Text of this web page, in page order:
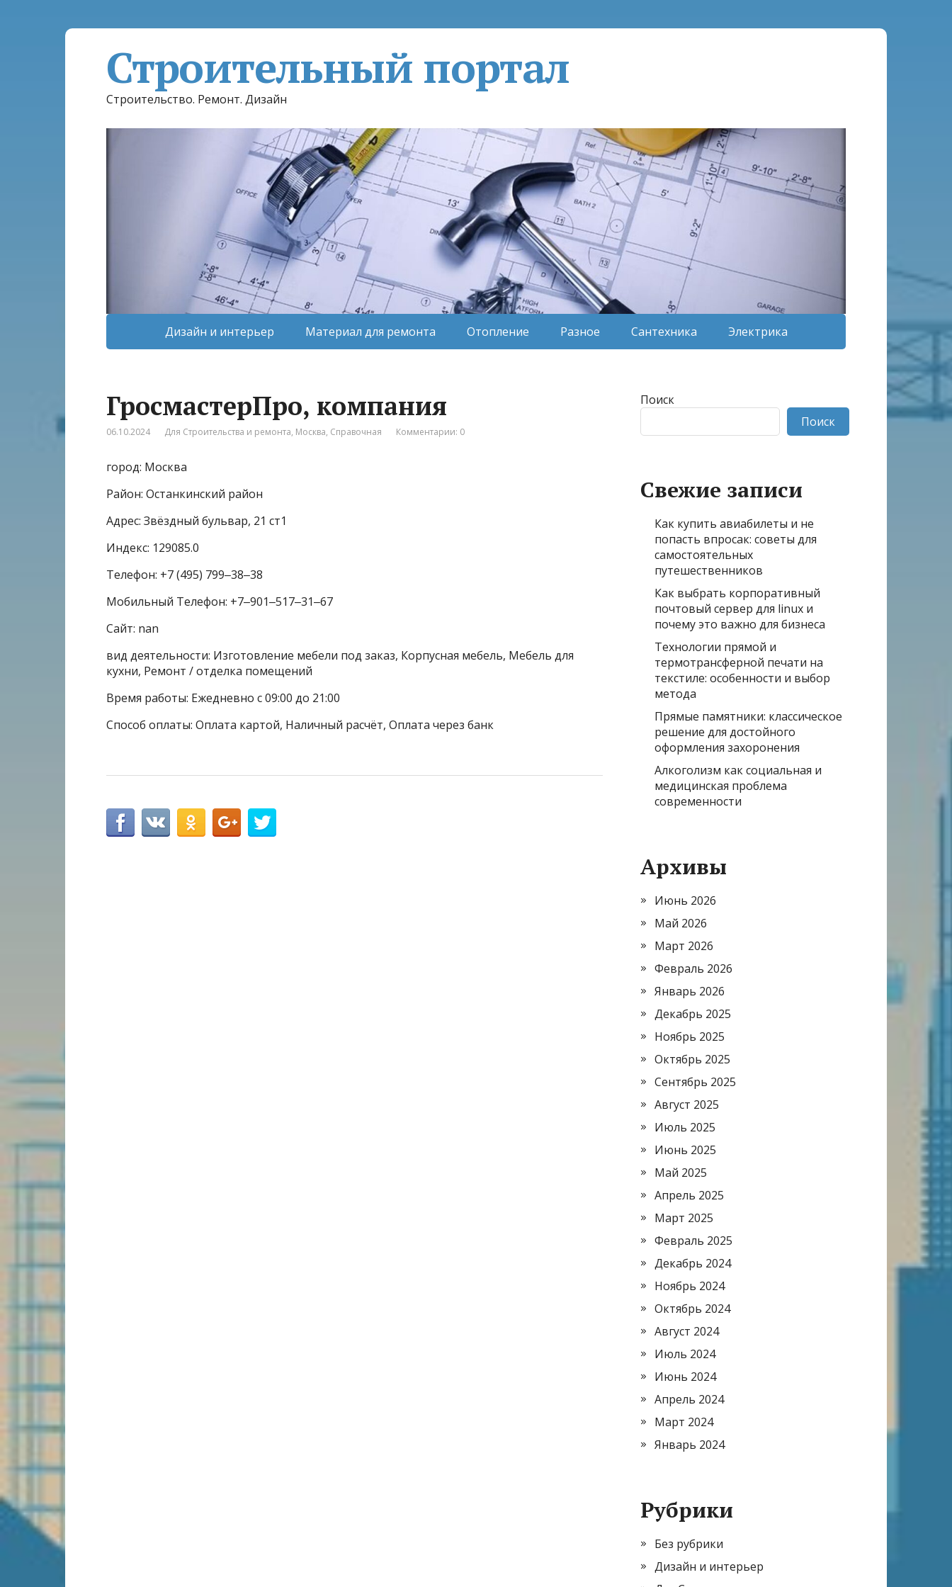
Строительный портал
Строительство. Ремонт. Дизайн
Дизайн и интерьер Материал для ремонта Отопление Разное Сантехника Электрика
ГросмастерПро, компания
06.10.2024 Для Строительства и ремонта, Москва, Справочная Комментарии: 0
город: Москва
Район: Останкинский район
Адрес: Звёздный бульвар, 21 ст1
Индекс: 129085.0
Телефон: +7 (495) 799‒38‒38
Мобильный Телефон: +7‒901‒517‒31‒67
Сайт: nan
вид деятельности: Изготовление мебели под заказ, Корпусная мебель, Мебель для
кухни, Ремонт / отделка помещений
Время работы: Ежедневно с 09:00 до 21:00
Способ оплаты: Оплата картой, Наличный расчёт, Оплата через банк
Поиск
Поиск
Свежие записи
Как купить авиабилеты и не
попасть впросак: советы для
самостоятельных
путешественников
Как выбрать корпоративный
почтовый сервер для linux и
почему это важно для бизнеса
Технологии прямой и
термотрансферной печати на
текстиле: особенности и выбор
метода
Прямые памятники: классическое
решение для достойного
оформления захоронения
Алкоголизм как социальная и
медицинская проблема
современности
Архивы
Июнь 2026
Май 2026
Март 2026
Февраль 2026
Январь 2026
Декабрь 2025
Ноябрь 2025
Октябрь 2025
Сентябрь 2025
Август 2025
Июль 2025
Июнь 2025
Май 2025
Апрель 2025
Март 2025
Февраль 2025
Декабрь 2024
Ноябрь 2024
Октябрь 2024
Август 2024
Июль 2024
Июнь 2024
Апрель 2024
Март 2024
Январь 2024
Рубрики
Без рубрики
Дизайн и интерьер